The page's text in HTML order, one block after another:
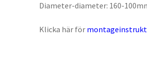
Diameter-diameter: 160-
Klicka här för